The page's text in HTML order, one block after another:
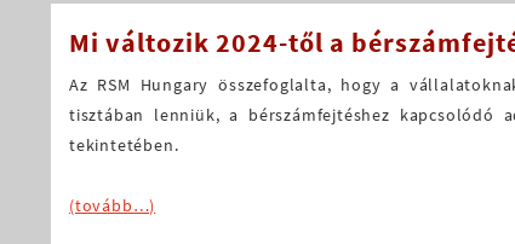
Mi változik 2024-től a
Az RSM Hungary összefoglalta, hogy a
tisztában lenniük, a bérszámfejtéshez kapcsolódó
tekintetében.
(tovább…)